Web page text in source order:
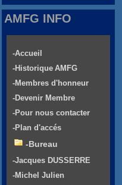
AMFG INFO
-Accueil
-Historique AMFG
-Membres d'honneur
-Devenir Membre
-Pour nous contacter
-Plan d'accés
-Bureau
-Jacques DUSSERRE
-Michel Julien